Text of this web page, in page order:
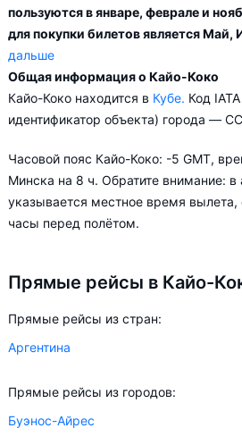
пользуются в январе, феврале и
для покупки билетов является Май,
дальше
Город Кайо-Коко обслуживается
дель-Рей. Больше всего рейсов выполняет авиакомпания
В зависимости от количества дней,
цена билета на самолёт из в Кайо-
более чем на 75%.
заранее, чтобы вы могли выбирать
возможности.
Общая информация о Кайо-Коко
Кайо-Коко находится в Кубе. Код
идентификатор объекта) города —
Часовой пояс Кайо-Коко: -5 GMT,
Минска на 8 ч. Обратите внимание: в
указывается местное время вылета,
часы перед полётом.
Прямые рейсы в Кайо-
Прямые рейсы из стран:
Аргентина
Прямые рейсы из городов:
Буэнос-Айрес